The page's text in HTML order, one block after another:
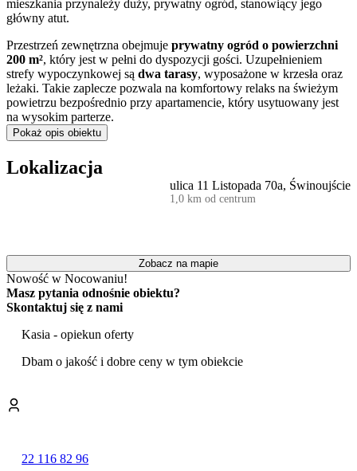
mieszkania przynależy duży, prywatny ogród, stanowiący jego
główny atut.
Przestrzeń zewnętrzna obejmuje prywatny ogród o powierzchni
200 m², który jest w pełni do dyspozycji gości. Uzupełnieniem
strefy wypoczynkowej są dwa tarasy, wyposażone w krzesła oraz
leżaki. Takie zaplecze pozwala na komfortowy relaks na świeżym
powietrzu bezpośrednio przy apartamencie, który usytuowany jest
na wysokim parterze.
Obiekt oferuje zakwaterowanie w 2-osobowym apartamencie z
jedną sypialnią. Wnętrze zostało funkcjonalnie zaaranżowane i
wyposażone w meble do zabudowy. Do dyspozycji jest w pełni
zaopatrzona kuchnia, nowoczesna łazienka orazpralka . W części
dziennej znajduje się telewizor z ekranem o przekątnej 60 cali.
równieżmiejsce parkingowe w garażu podziemnym.
Lokalizacja apartamentu zapewnia łatwy dostęp do kluczowych
punktów miasta – centrum oddalone jest o około 10 minut
spacerem, a dworzec kolejowy o 500 m. Na terenie samego
kompleksu mieszkalnego działają sklepy, co podnosi wygodę
codziennych zakupów i organizacji pobytu.
Goście mogą korzystać z bezpłatnego, bezprzewodowego dostępu
W odległości 1,4 km od obiektu znajduje się szeroka, piaszczysta
Dla miłośników aktywnego wypoczynku w pobliżu działa Park
Linowy BLUSZCZ, a zainteresowani historią mogą zwiedzić
Pokaż opis obiektu
Lokalizacja
ulica 11 Listopada 70a, Świnoujście
1,0 km od centrum
Zobacz na mapie
Nowość w Nocowaniu!
Masz pytania odnośnie obiektu?
Skontaktuj się z nami
Kasia - opiekun oferty
Dbam o jakość i dobre ceny w tym obiekcie
22 116 82 96